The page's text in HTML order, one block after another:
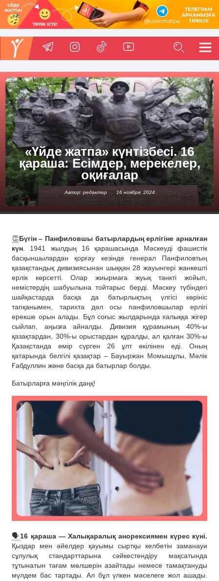
«Үйде жатпа» күнтізбесі. 16
қараша: Есімдер, мерекелер,
оқиғалар
Автор: редактор 16 ноября, 2024
👏Бүгін – Панфиловшы батырлардың ерлігіне арналған
күн. 1941 жылдың 16 қарашасында Мәскеуді фашистік
басқыншылардан қорғау кезінде генерал Панфиловтың
қазақстандық дивизиясынан шыққан 28 жауынгері жанкешті
ерлік көрсетті. Олар жиырмаға жуық танкті жойып,
немістердің шабуылына тойтарыс берді. Мәскеу түбіндегі
шайқастарда басқа да батырлықтың үлгісі көрініс
тапқанымен, тарихта дәл осы панфиловшылар ерлігі
ерекше орын алады. Бұл соғыс жылдарында халыққа жігер
сыйлап, аңызға айналды. Дивизия құрамының 40%-ы
қазақтардан, 30%-ы орыстардан құралды, ал қалған 30%-ы
Қазақстанда өмір сүрген 26 ұлт өкілінен еді. Оның
қатарында белгілі қазақтар – Бауыржан Момышұлы, Мәлік
Ғабдуллин және басқа да батырлар болды.
Батырларға мәңгілік даңқ!
🗣16 қараша — Халықаралық анорексиямен күрес күні.
Қыздар мен әйелдер қауымы сыртқы келбетін заманауи
сұлулық стандарттарына сәйкестендіру мақсатында
тұтынатын тағам мөлшерін азайтады немесе тамақтануды
мүлдем бас тартады. Ал бұл үлкен мәселеге жол ашады.